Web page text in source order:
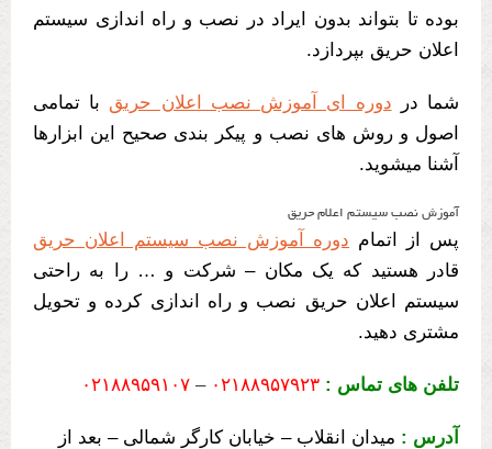
بوده تا بتواند بدون ایراد در نصب و راه اندازی سیستم
اعلان حریق بپردازد.
شما در دوره ای آموزش نصب اعلان حریق با تمامی
اصول و روش های نصب و پیکر بندی صحیح این ابزارها
آشنا میشوید.
آموزش نصب سیستم اعلام حریق
پس از اتمام دوره آموزش نصب سیستم اعلان حریق
قادر هستید که یک مکان – شرکت و … را به راحتی
سیستم اعلان حریق نصب و راه اندازی کرده و تحویل
مشتری دهید.
تلفن های تماس : ۰۲۱۸۸۹۵۷۹۲۳ – ۰۲۱۸۸۹۵۹۱۰۷
آدرس : میدان انقلاب – خیابان کارگر شمالی – بعد از